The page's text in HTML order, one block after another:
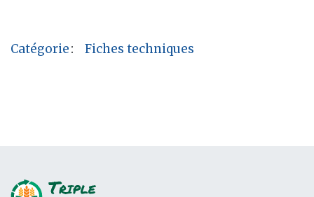
Catégorie: Fiches techniques